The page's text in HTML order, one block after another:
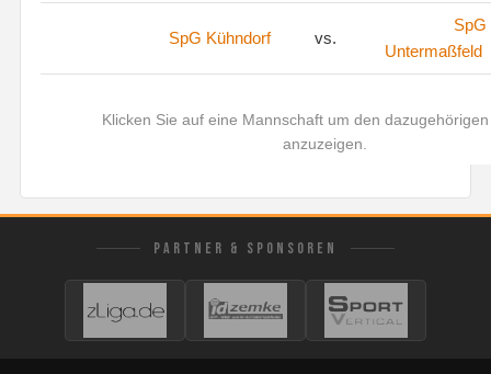
SpG Kühndorf vs.
SpG
Untermaßfeld
Klicken Sie auf eine Mannschaft um den
anzuzeigen.
PARTNER & SPONSOREN